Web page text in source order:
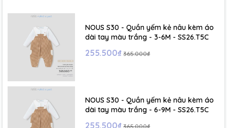
17Kg
- Size 4 - 5Y: ( Viết tắt: 4Y) chiều cao: 107 - 114cm ~ cân nặng: 17
- Size 5 - 6Y: ( Viết tắt: 5Y) chiều cao: 114 - 122cm ~ cân nặng: 19
☁️ Bảng Size Mũ, Giày và Phụ kiện :
NOUS S30 - Quần yếm kẻ nâu kèm áo
dài tay màu trắng - 3-6M - SS26.T5C
255.500₫ 365.000₫
NOUS S30 - Quần yếm kẻ nâu kèm áo
dài tay màu trắng - 6-9M - SS26.T5C
255.500₫ 365.000₫